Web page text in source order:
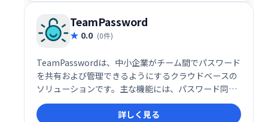
あります。
TeamPassword
0.0 (0件)
TeamPasswordは、中小企業がチーム間でパスワード
を共有および管理できるようにするクラウドベースの
ソリューションです。主な機能には、パスワード同
期、ユーザー管理、多要素認証、暗号化、アラート/通
知が含まれます。
詳しく見る